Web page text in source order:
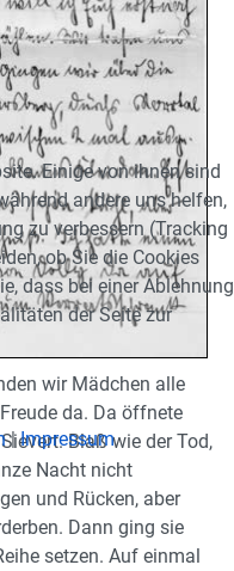
wir Mädchen alle
da. Da öffnete
Blaß wie der Tod,
Nacht nicht
und Rücken, aber
Dann ging sie
setzen. Auf einmal
Einige von ihnen sind
andere uns helfen,
zu verbessern (Tracking
ob Sie die Cookies
dass bei einer Ablehnung
der Seite zur
|Impressum